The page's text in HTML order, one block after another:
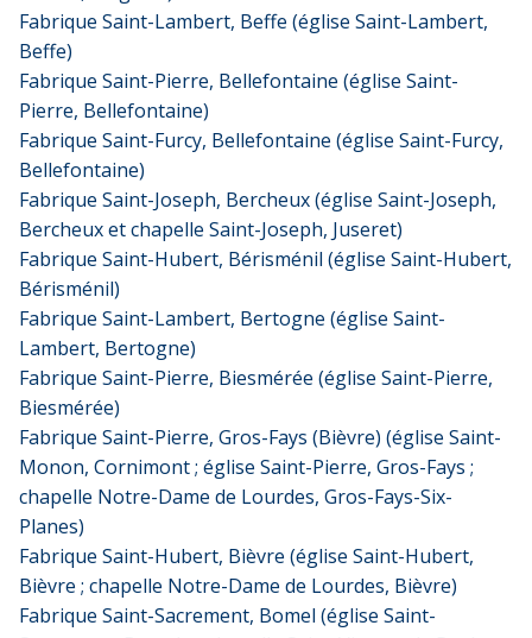
Fabrique Saint-Lambert, Beffe (église Saint-Lambert,
Beffe)
Fabrique Saint-Pierre, Bellefontaine (église Saint-
Pierre, Bellefontaine)
Fabrique Saint-Furcy, Bellefontaine (église Saint-Furcy,
Bellefontaine)
Fabrique Saint-Joseph, Bercheux (église Saint-Joseph,
Bercheux et chapelle Saint-Joseph, Juseret)
Fabrique Saint-Hubert, Bérisménil (église Saint-Hubert,
Bérisménil)
Fabrique Saint-Lambert, Bertogne (église Saint-
Lambert, Bertogne)
Fabrique Saint-Pierre, Biesmérée (église Saint-Pierre,
Biesmérée)
Fabrique Saint-Pierre, Gros-Fays (Bièvre) (église Saint-
Monon, Cornimont ; église Saint-Pierre, Gros-Fays ;
chapelle Notre-Dame de Lourdes, Gros-Fays-Six-
Planes)
Fabrique Saint-Hubert, Bièvre (église Saint-Hubert,
Bièvre ; chapelle Notre-Dame de Lourdes, Bièvre)
Fabrique Saint-Sacrement, Bomel (église Saint-